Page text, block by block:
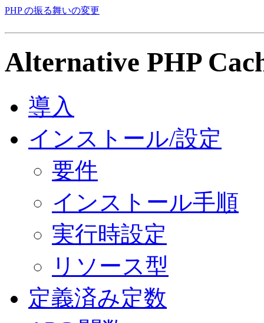
PHP の振る舞いの変更
Alternative PHP
導入
インストール/設定
要件
インストール手順
実行時設定
リソース型
定義済み定数